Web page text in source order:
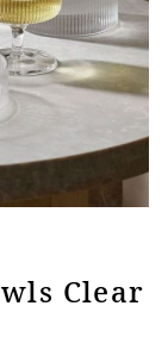
Clear